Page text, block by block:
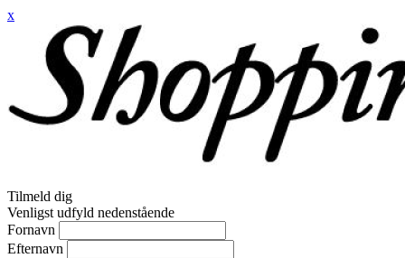
x
Tilmeld dig
Venligst udfyld nedenstående
Fornavn
Efternavn